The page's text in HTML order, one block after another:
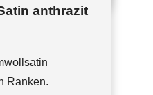
anthrazit
Ranken.